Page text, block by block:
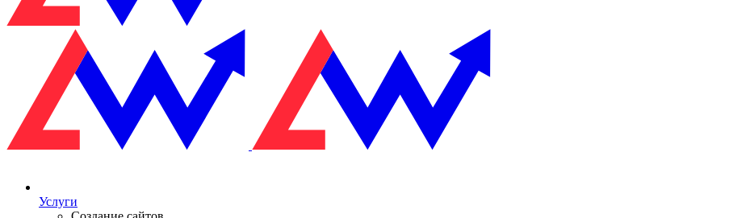
Услуги